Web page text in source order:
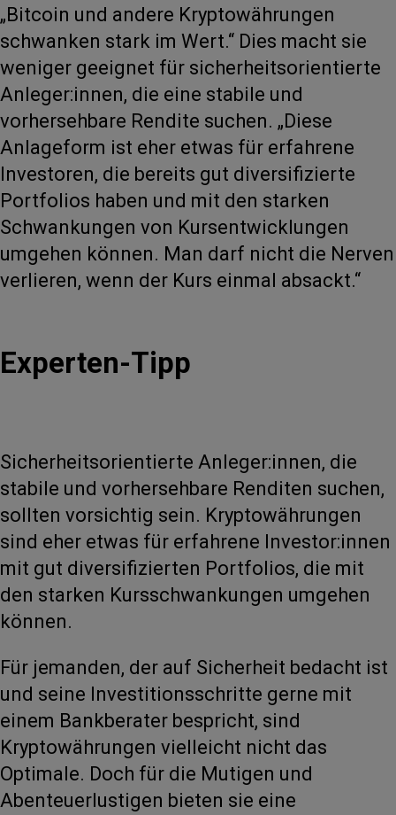
„Bitcoin und andere Kryptowährungen
schwanken stark im Wert.“ Dies macht sie
weniger geeignet für sicherheitsorientierte
Anleger:innen, die eine stabile und
vorhersehbare Rendite suchen. „Diese
Anlageform ist eher etwas für erfahrene
Investoren, die bereits gut diversifizierte
Portfolios haben und mit den starken
Schwankungen von Kursentwicklungen
umgehen können. Man darf nicht die Nerven
verlieren, wenn der Kurs einmal absackt.“
Experten-Tipp
Sicherheitsorientierte Anleger:innen, die
stabile und vorhersehbare Renditen suchen,
sollten vorsichtig sein. Kryptowährungen
sind eher etwas für erfahrene Investor:innen
mit gut diversifizierten Portfolios, die mit
den starken Kursschwankungen umgehen
können.
Für jemanden, der auf Sicherheit bedacht ist
und seine Investitionsschritte gerne mit
einem Bankberater bespricht, sind
Kryptowährungen vielleicht nicht das
Optimale. Doch für die Mutigen und
Abenteuerlustigen bieten sie eine